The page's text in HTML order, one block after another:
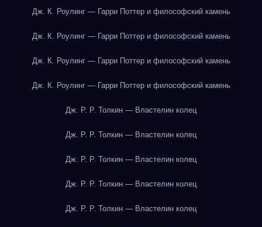
Дж. К. Роулинг — Гарри Поттер и философский камень
Дж. К. Роулинг — Гарри Поттер и философский камень
Дж. К. Роулинг — Гарри Поттер и философский камень
Дж. К. Роулинг — Гарри Поттер и философский камень
Дж. Р. Р. Толкин — Властелин колец
Дж. Р. Р. Толкин — Властелин колец
Дж. Р. Р. Толкин — Властелин колец
Дж. Р. Р. Толкин — Властелин колец
Дж. Р. Р. Толкин — Властелин колец